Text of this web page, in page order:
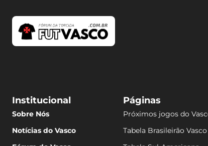
Institucional
Sobre Nós
Notícias do Vasco
Páginas
Próximos jogos do
Tabela Brasileirão Vasco